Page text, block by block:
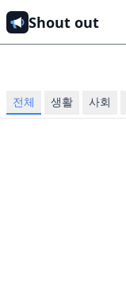
Shout out
전체 생활 사회